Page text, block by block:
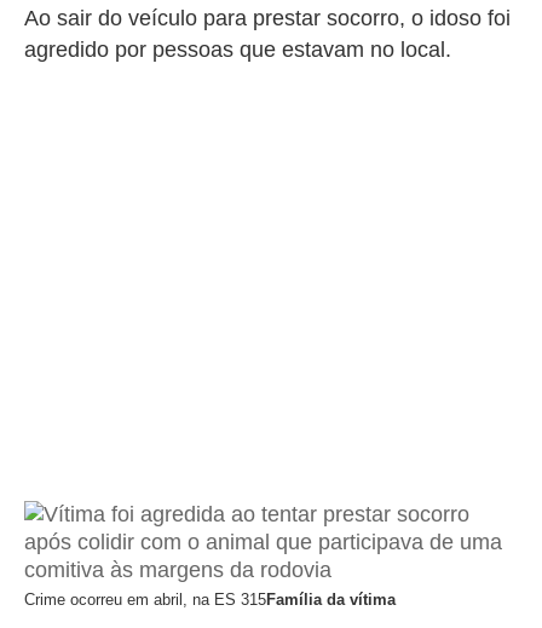
Ao sair do veículo para prestar socorro, o idoso foi
agredido por pessoas que estavam no local.
Crime ocorreu em abril, na ES 315Família da vítima